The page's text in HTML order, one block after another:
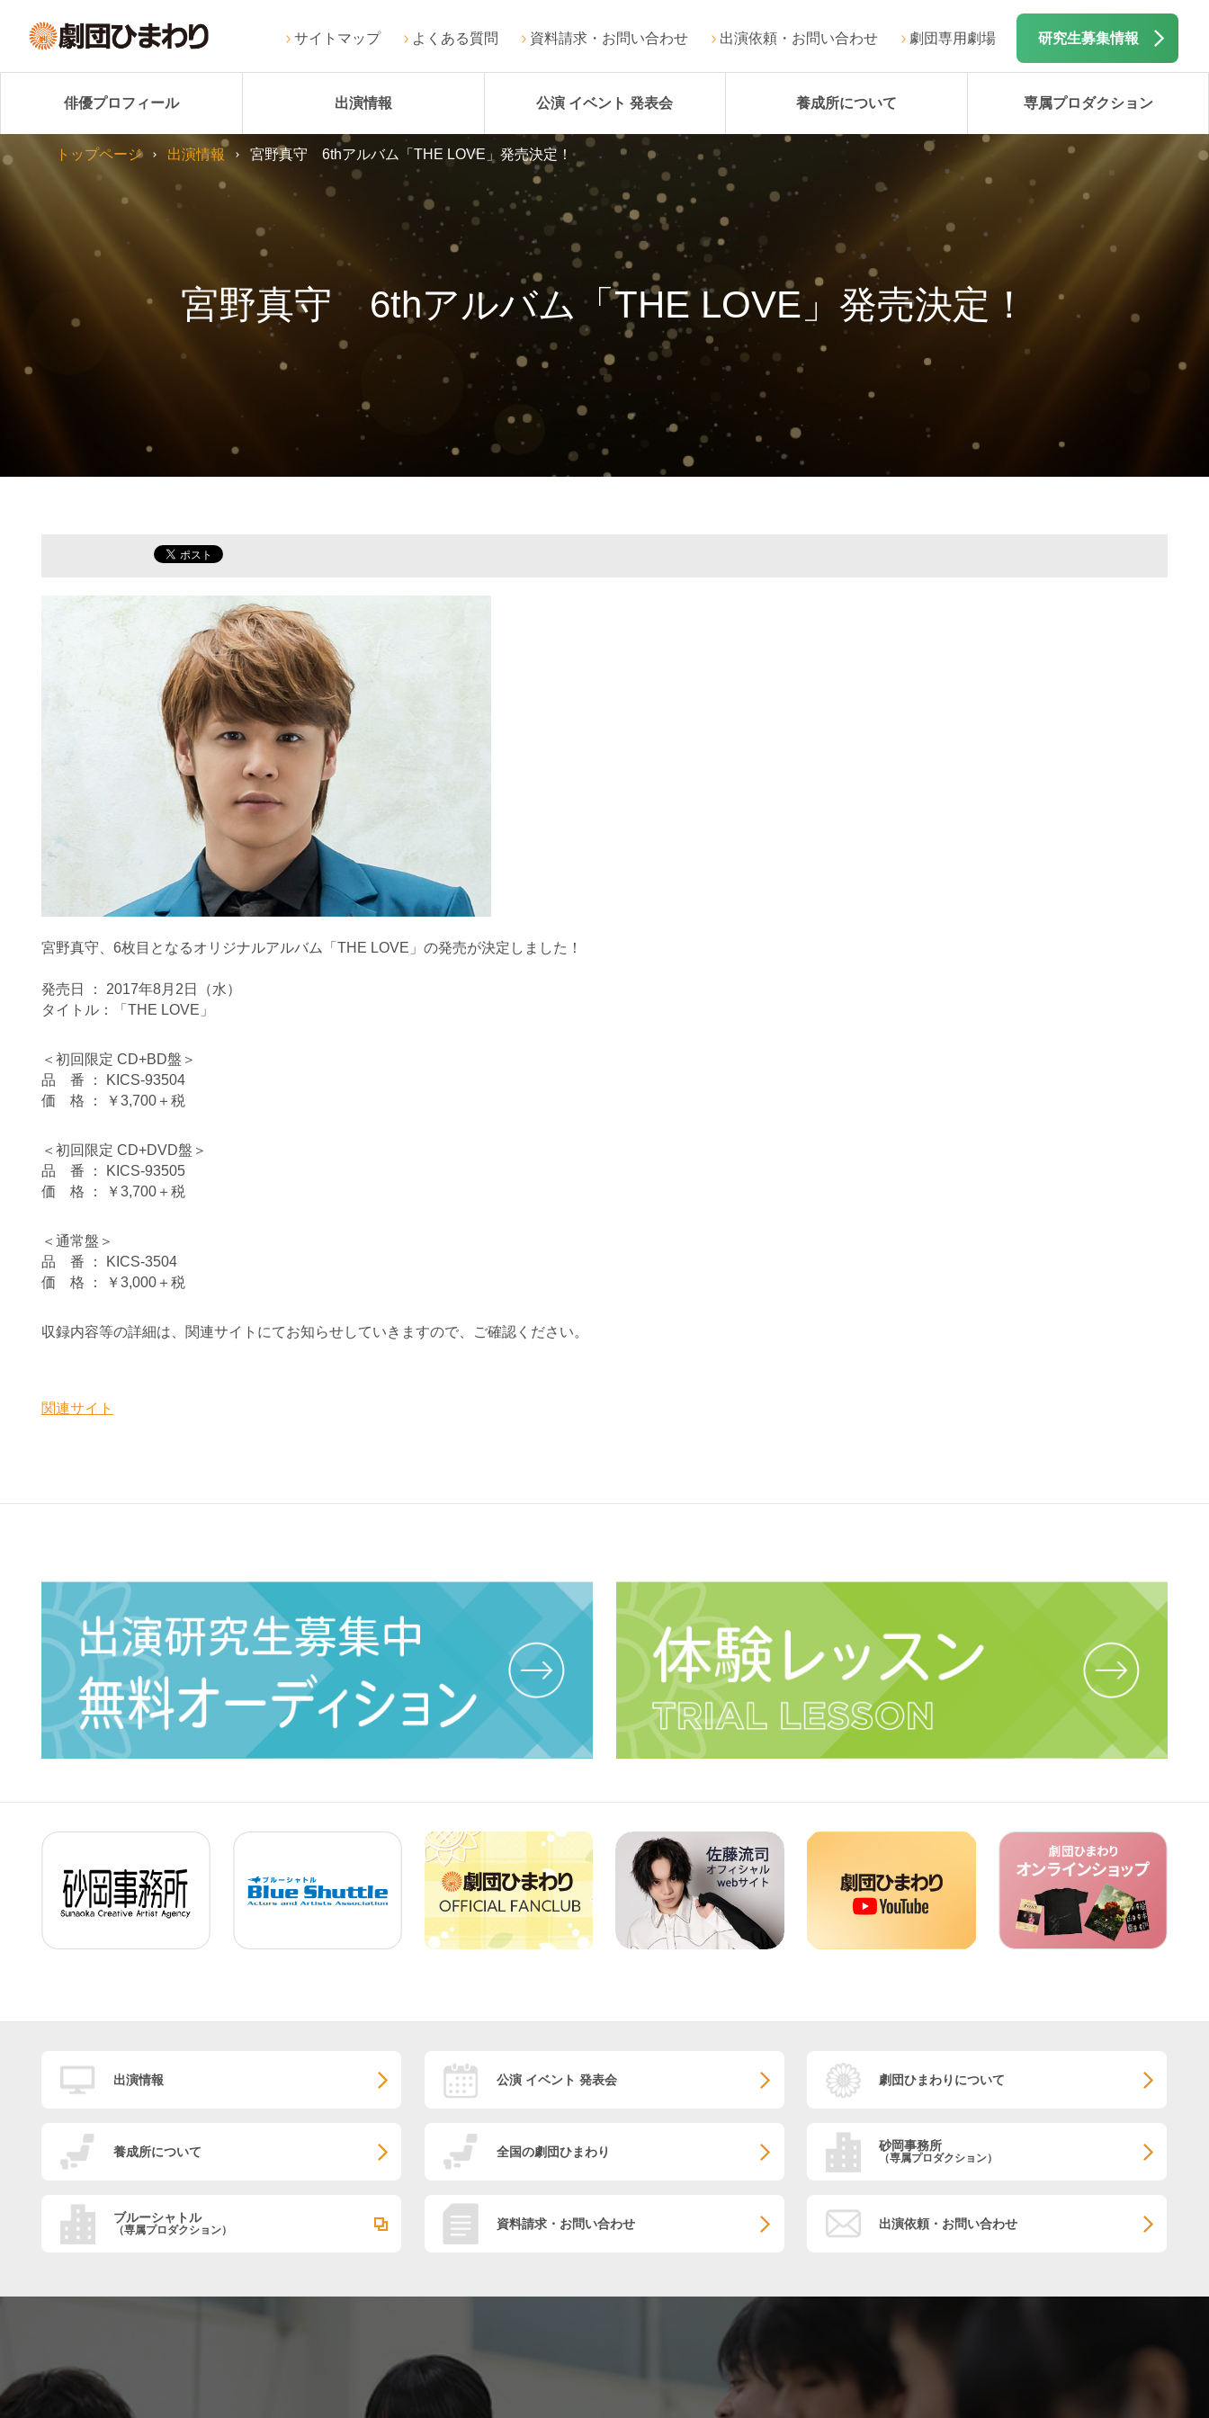
サイトマップ よくある質問 資料請求・お問い合わせ 出演依頼・お問い合わせ 劇団専用劇場 研究生募集情報
俳優プロフィール 出演情報 公演 イベント 発表会 養成所について 専属プロダクション
宮野真守 6thアルバム「THE LOVE」発売決定！
トップページ 出演情報 宮野真守 6thアルバム「THE LOVE」発売決定！
宮野真守、6枚目となるオリジナルアルバム「THE LOVE」の発売が決定しました！
発売日 ： 2017年8月2日（水）
タイトル：「THE LOVE」
＜初回限定 CD+BD盤＞
品 番 ： KICS-93504
価 格 ： ￥3,700＋税
＜初回限定 CD+DVD盤＞
品 番 ： KICS-93505
価 格 ： ￥3,700＋税
＜通常盤＞
品 番 ： KICS-3504
価 格 ： ￥3,000＋税
収録内容等の詳細は、関連サイトにてお知らせしていきますので、ご確認ください。
関連サイト
出演情報 公演 イベント 発表会 劇団ひまわりについて
養成所について 全国の劇団ひまわり 砂岡事務所
（専属プロダクション）
ブルーシャトル
（専属プロダクション） 資料請求・お問い合わせ 出演依頼・お問い合わせ